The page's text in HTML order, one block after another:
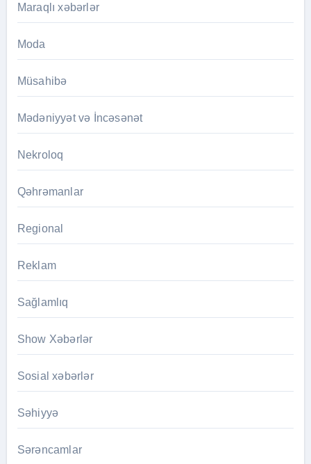
Maraqlı xəbərlər
Moda
Müsahibə
Mədəniyyət və İncəsənət
Nekroloq
Qəhrəmanlar
Regional
Reklam
Sağlamlıq
Show Xəbərlər
Sosial xəbərlər
Səhiyyə
Sərəncamlar